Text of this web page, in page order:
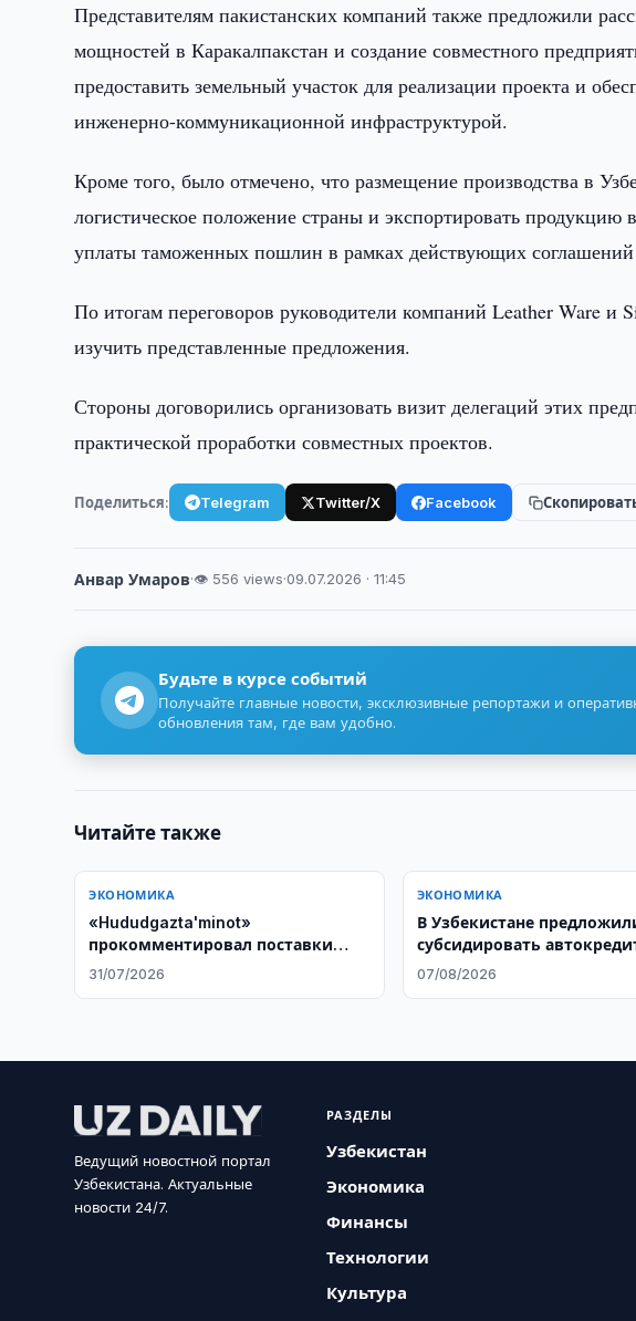
Представителям пакистанских компаний также предложили
мощностей в Каракалпакстан и создание совместного
предоставить земельный участок для реализации проекта и
инженерно-коммуникационной инфраструктурой.
Кроме того, было отмечено, что размещение производства в
логистическое положение страны и экспортировать
уплаты таможенных пошлин в рамках действующих
По итогам переговоров руководители компаний Leather Ware и
изучить представленные предложения.
Стороны договорились организовать визит делегаций этих
практической проработки совместных проектов.
Поделиться: Telegram Twitter/X Facebook
Анвар Умаров·👁 556 views·09.07.2026 · 11:45
Будьте в курсе событий
Получайте главные новости, эксклюзивные репортажи и
обновления там, где вам удобно.
Читайте также
ЭКОНОМИКА
«Hududgazta'minot»
прокомментировал поставки
газа в Куве
31/07/2026
ЭКОНОМИКА
В Узбекистане
субсидировать
электромобили
07/08/2026
Ведущий новостной портал
Узбекистана. Актуальные
новости 24/7.
РАЗДЕЛЫ
Узбекистан
Экономика
Финансы
Технологии
Культура